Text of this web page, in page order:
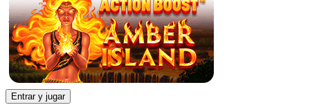
Entrar y jugar